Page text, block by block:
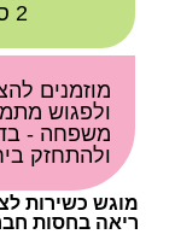
2 סיפורים אישיים של מתמודדים
מוזמנים
ולפגוש
משפחה -
ולהתחזק
מוגש כשירות
ריאה בחסות